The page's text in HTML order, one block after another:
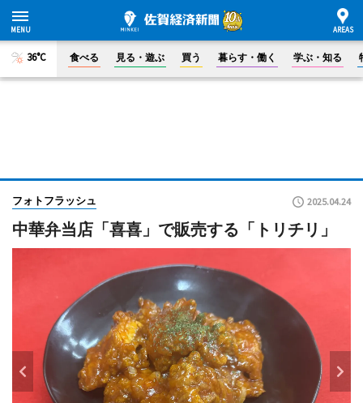
36°C 食べる 見る・遊ぶ 買う 暮らす・働く 学ぶ・知る
フォトフラッシュ 2025.04.24
中華弁当店「喜喜」で販売する「トリチリ」